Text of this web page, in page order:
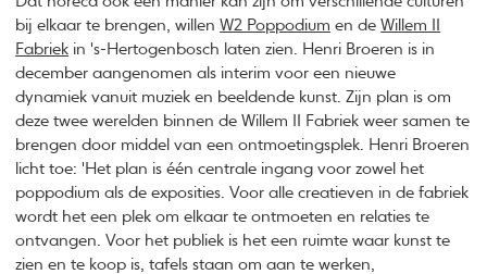
bij elkaar te brengen, willenW2 Poppodium en deWillem II
Fabriek in 's-Hertogenbosch laten zien. Henri Broeren is in
december aangenomen als interim voor een nieuwe
dynamiek vanuit muziek en beeldende kunst. Zijn plan is om
deze twee werelden binnen de Willem II Fabriek weer samen te
brengen door middel van een ontmoetingsplek. Henri Broeren
licht toe: 'Het plan is één centrale ingang voor zowel het
poppodium als de exposities. Voor alle creatieven in de fabriek
wordt het een plek om elkaar te ontmoeten en relaties te
ontvangen. Voor het publiek is het een ruimte waar kunst te
zien en te koop is, tafels staan om aan te werken,